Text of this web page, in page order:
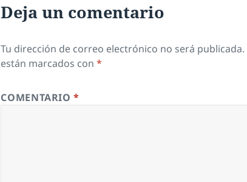
Deja un comentario
Tu dirección de correo electrónico no será publicada.
están marcados con*
COMENTARIO*